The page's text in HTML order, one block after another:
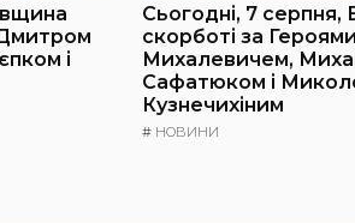
і
Сьогодні, 7 серпня,
скорботі за
Михалевичем,
Сафатюком і
Кузнечихіним
# НОВИНИ